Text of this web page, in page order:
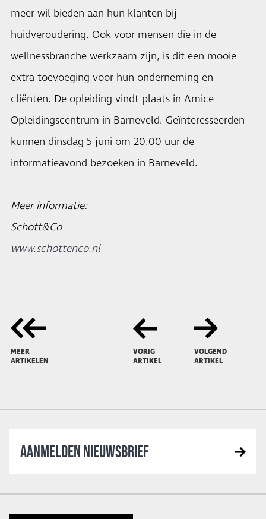
meer wil bieden aan hun klanten bij
huidveroudering. Ook voor mensen die in de
wellnessbranche werkzaam zijn, is dit een mooie
extra toevoeging voor hun onderneming en
cliënten. De opleiding vindt plaats in Amice
Opleidingscentrum in Barneveld. Geïnteresseerden
kunnen dinsdag 5 juni om 20.00 uur de
informatieavond bezoeken in Barneveld.
Meer informatie:
Schott&Co
www.schottenco.nl
MEER
ARTIKELEN
VORIG
ARTIKEL
VOLGEND
ARTIKEL
AANMELDEN NIEUWSBRIEF